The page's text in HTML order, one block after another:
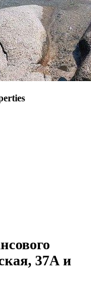
37А и